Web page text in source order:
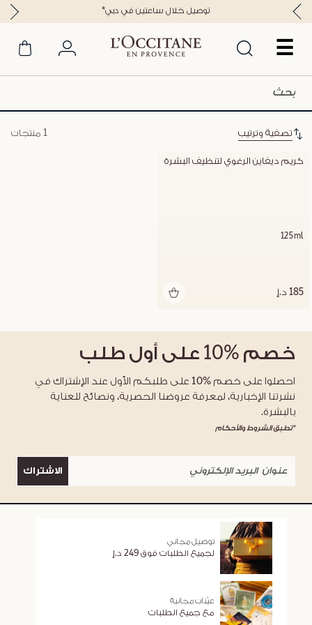
☰
*توصيل خلال ساعتين في دبي
تصفية وترتيب 1 منتجات
كريم ديفاين الرغوي لتنظيف البشرة
125ml
185 د.إ
خصم %10 على أول طلب
احصلوا على خصم %10 على طلبكم الأول عند الإشتراك في
نشرتنا الإخبارية، لمعرفة عروضنا الحصرية، ونصائح للعناية
بالبشرة.
*تطبق الشروط والأحكام
الاشتراك
توصيل مجاني
لجميع الطلبات فوق 249 د.إ
عيّنات مجانية
مع جميع الطلبات